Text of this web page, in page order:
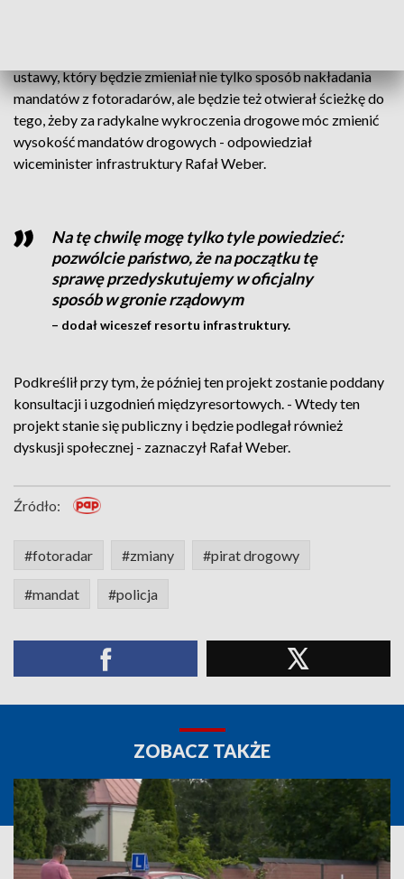
ustawy, który będzie zmieniał nie tylko sposób nakładania
mandatów z fotoradarów, ale będzie też otwierał ścieżkę do
tego, żeby za radykalne wykroczenia drogowe móc zmienić
wysokość mandatów drogowych - odpowiedział
wiceminister infrastruktury Rafał Weber.
Na tę chwilę mogę tylko tyle powiedzieć:
pozwólcie państwo, że na początku tę
sprawę przedyskutujemy w oficjalny
sposób w gronie rządowym
– dodał wiceszef resortu infrastruktury.
Podkreślił przy tym, że później ten projekt zostanie poddany
konsultacji i uzgodnień międzyresortowych. - Wtedy ten
projekt stanie się publiczny i będzie podlegał również
dyskusji społecznej - zaznaczył Rafał Weber.
Źródło:
#fotoradar #zmiany #pirat drogowy
#mandat #policja
ZOBACZ TAKŻE